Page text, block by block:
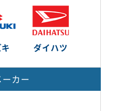
ダイハツ
カー